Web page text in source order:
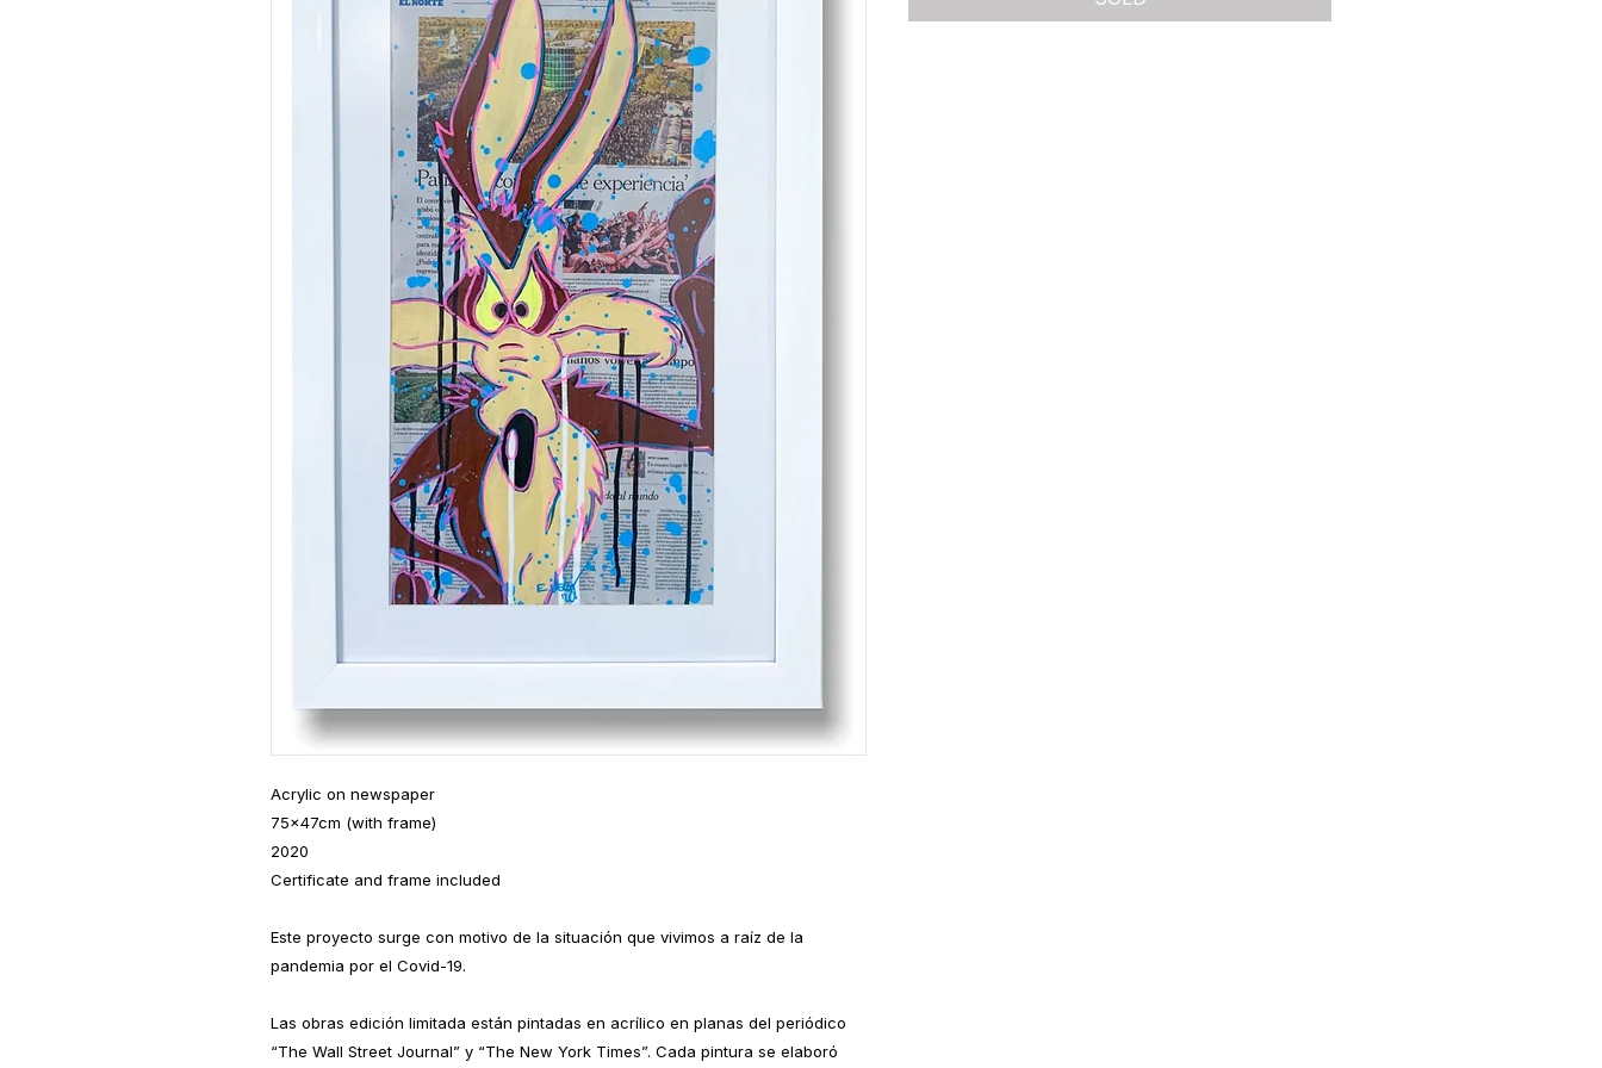
Acrylic on newspaper
75x47cm (with frame)
2020
Certificate and frame included
Este proyecto surge con motivo de la situación que vivimos a raíz de la
pandemia por el Covid-19.
Las obras edición limitada están pintadas en acrílico en planas del periódico
“The Wall Street Journal” y “The New York Times”. Cada pintura se elaboró